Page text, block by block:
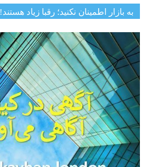
به بازار اطمینان نکنید؛ رقبا زیاد هستند!